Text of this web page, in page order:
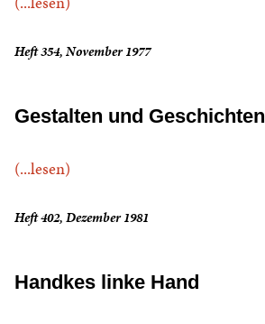
Heft 354, November 1977
Gestalten und Geschichten
(...lesen)
Heft 402, Dezember 1981
Handkes linke Hand